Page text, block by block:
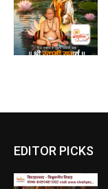
EDITOR PICKS